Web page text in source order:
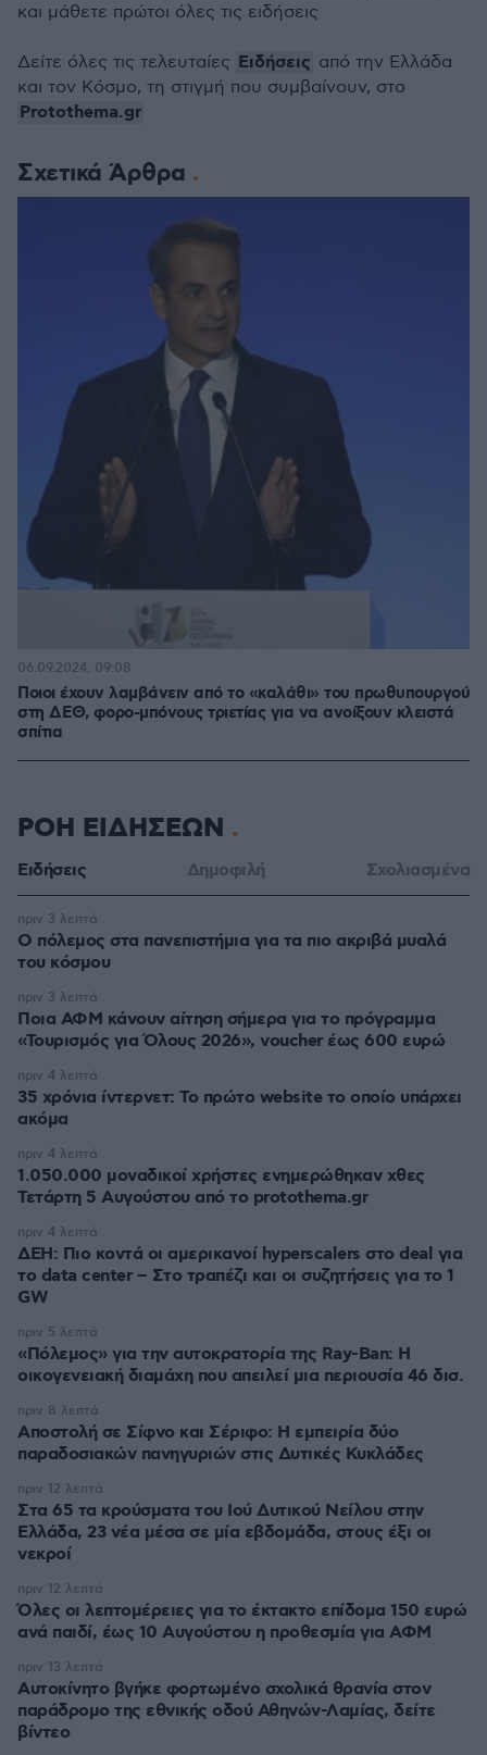
Σχετικά Άρθρα
Ποιοι έχουν λαμβάνειν από το «καλάθι» του πρωθυπουργού
στη ΔΕΘ, φορο-μπόνους τριετίας για να ανοίξουν κλειστά
σπίτια
06.09.2024, 09:08
και μάθετε πρώτοι όλες τις ειδήσεις
Δείτε όλες τις τελευταίες Ειδήσεις από την Ελλάδα
και τον Κόσμο, τη στιγμή που συμβαίνουν, στο
Protothema.gr
ΡΟΗ ΕΙΔΗΣΕΩΝ
Ειδήσεις Δημοφιλή Σχολιασμένα
Ο πόλεμος στα πανεπιστήμια για τα πιο ακριβά μυαλά
του κόσμου
πριν 3 λεπτά
Ποια ΑΦΜ κάνουν αίτηση σήμερα για το πρόγραμμα
«Τουρισμός για Όλους 2026», voucher έως 600 ευρώ
πριν 3 λεπτά
35 χρόνια ίντερνετ: Το πρώτο website το οποίο υπάρχει
ακόμα
πριν 4 λεπτά
1.050.000 μοναδικοί χρήστες ενημερώθηκαν χθες
Τετάρτη 5 Αυγούστου από το protothema.gr
πριν 4 λεπτά
ΔΕΗ: Πιο κοντά οι αμερικανοί hyperscalers στο deal για
το data center – Στο τραπέζι και οι συζητήσεις για το 1
GW
πριν 4 λεπτά
«Πόλεμος» για την αυτοκρατορία της Ray-Ban: Η
οικογενειακή διαμάχη που απειλεί μια περιουσία 46 δισ.
πριν 5 λεπτά
Αποστολή σε Σίφνο και Σέριφο: Η εμπειρία δύο
παραδοσιακών πανηγυριών στις Δυτικές Κυκλάδες
πριν 8 λεπτά
Στα 65 τα κρούσματα του Ιού Δυτικού Νείλου στην
Ελλάδα, 23 νέα μέσα σε μία εβδομάδα, στους έξι οι
νεκροί
πριν 12 λεπτά
Όλες οι λεπτομέρειες για το έκτακτο επίδομα 150 ευρώ
ανά παιδί, έως 10 Αυγούστου η προθεσμία για ΑΦΜ
πριν 12 λεπτά
Αυτοκίνητο βγήκε φορτωμένο σχολικά θρανία στον
παράδρομο της εθνικής οδού Αθηνών-Λαμίας, δείτε
βίντεο
πριν 13 λεπτά